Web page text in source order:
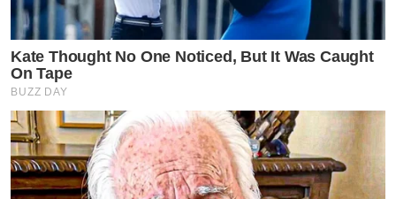
Kate Thought No One Noticed, But It Was Caught
On Tape
BUZZ DAY